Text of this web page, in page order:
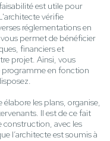
est utile pour
vérifie
réglementations en
permet de bénéficier
financiers et
projet. Ainsi, vous
programme en fonction
élabore les plans, organise,
Il est de ce fait
construction, avec les
l’architecte est soumis à